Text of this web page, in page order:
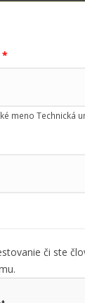
*
meno Technická
či ste